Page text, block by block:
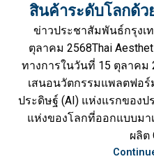
สินค้าระดับโลกด้ว
ข่าวประชาสัมพันธ์กรุงเ
ตุลาคม 2568Thai
ทางการในวันที่ 15 ตุลาค
เสนอนวัตกรรมแพลตฟอ
ประดิษฐ์ (AI) แห่งแรกของป
แห่งของโลกที่ออกแบบมา
ผลิต